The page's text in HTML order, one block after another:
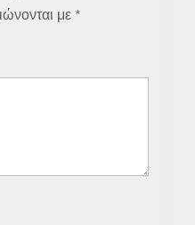
με *